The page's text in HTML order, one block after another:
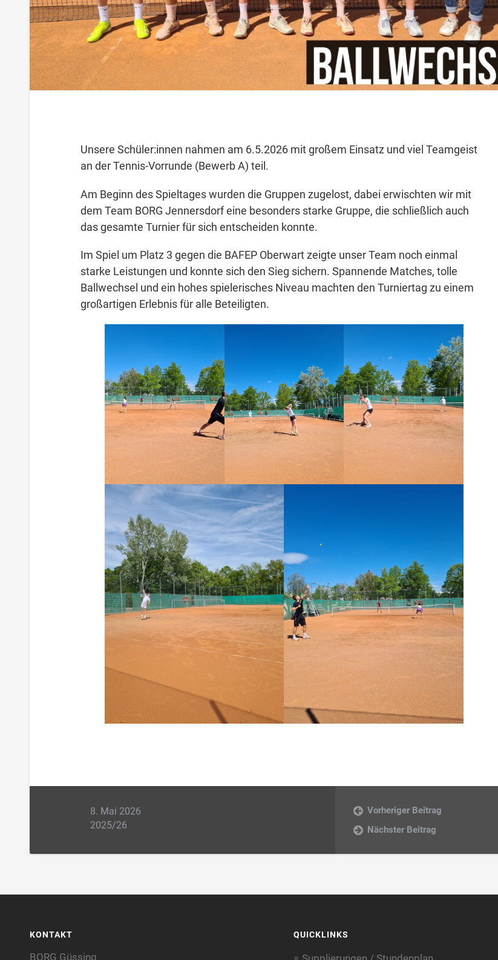
Unsere Schüler:innen nahmen am 6.5.2026 mit großem Einsatz und viel Teamgeist
an der Tennis-Vorrunde (Bewerb A) teil.
Am Beginn des Spieltages wurden die Gruppen zugelost, dabei erwischten wir mit
dem Team BORG Jennersdorf eine besonders starke Gruppe, die schließlich auch
das gesamte Turnier für sich entscheiden konnte.
Im Spiel um Platz 3 gegen die BAFEP Oberwart zeigte unser Team noch einmal
starke Leistungen und konnte sich den Sieg sichern. Spannende Matches, tolle
Ballwechsel und ein hohes spielerisches Niveau machten den Turniertag zu einem
großartigen Erlebnis für alle Beteiligten.
8. Mai 2026
2025/26
Vorheriger Beitrag
Nächster Beitrag
KONTAKT
BORG Güssing
QUICKLINKS